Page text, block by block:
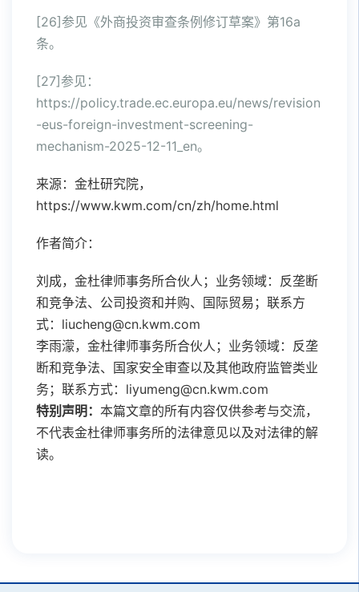
[26]参见《外商投资审查条例修订草案》第16a
条。
[27]参见：
https://policy.trade.ec.europa.eu/news/revision
-eus-foreign-investment-screening-
mechanism-2025-12-11_en。
来源：金杜研究院，
https://www.kwm.com/cn/zh/home.html
作者简介：
刘成，金杜律师事务所合伙人；业务领域：反垄断
和竞争法、公司投资和并购、国际贸易；联系方
式：liucheng@cn.kwm.com
李雨濛，金杜律师事务所合伙人；业务领域：反垄
断和竞争法、国家安全审查以及其他政府监管类业
务；联系方式：liyumeng@cn.kwm.com
特别声明： 本篇文章的所有内容仅供参考与交流，
不代表金杜律师事务所的法律意见以及对法律的解
读。